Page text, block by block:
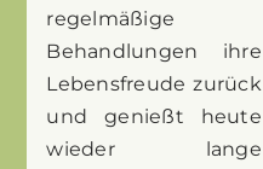
regelmäßige
Behandlungen ihre
Lebensfreude zurück
und genießt heute
wieder lange